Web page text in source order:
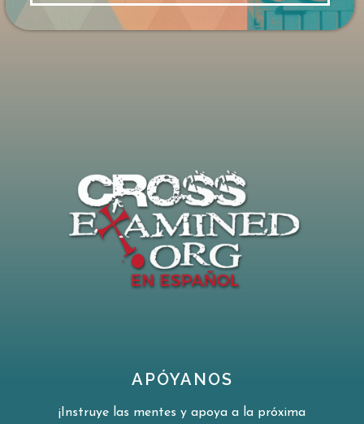
APÓYANOS
¡Instruye las mentes y apoya a la próxima